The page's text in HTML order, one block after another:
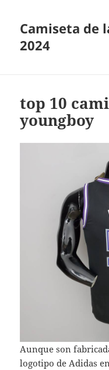
Camiseta de
2024
top 10
youngboy
Aunque son
logotipo de Adidas